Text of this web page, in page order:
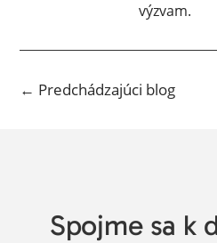
výzvam.
← Predchádzajúci blog
Spojme sa k